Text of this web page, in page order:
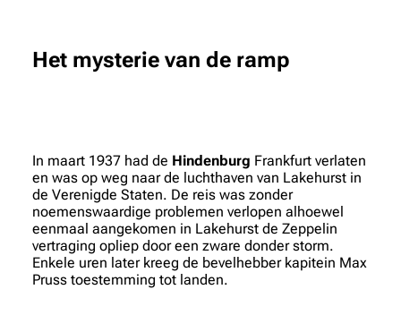
Het mysterie van de ramp
In maart 1937 had de Hindenburg Frankfurt verlaten
en was op weg naar de luchthaven van Lakehurst in
de Verenigde Staten. De reis was zonder
noemenswaardige problemen verlopen alhoewel
eenmaal aangekomen in Lakehurst de Zeppelin
vertraging opliep door een zware donder storm.
Enkele uren later kreeg de bevelhebber kapitein Max
Pruss toestemming tot landen.